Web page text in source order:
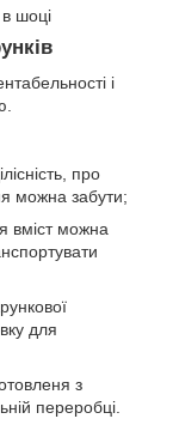
шоці
і
про
можна забути;
вміст можна
для
з
переробці.